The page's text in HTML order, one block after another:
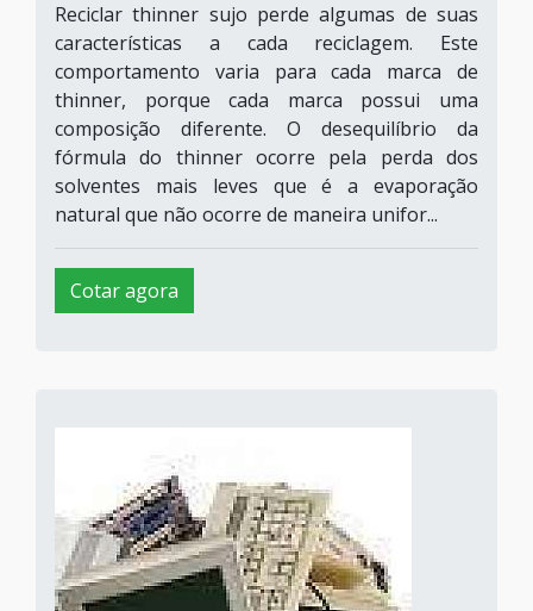
Reciclar thinner sujo perde algumas de suas
características a cada reciclagem. Este
comportamento varia para cada marca de
thinner, porque cada marca possui uma
composição diferente. O desequilíbrio da
fórmula do thinner ocorre pela perda dos
solventes mais leves que é a evaporação
natural que não ocorre de maneira unifor...
Cotar agora